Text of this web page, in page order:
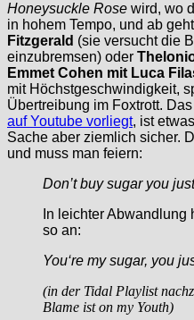
Honeysuckle Rose wird, wo
in hohem Tempo, und ab
Fitzgerald (sie versucht die
einzubremsen) oder
Emmet Cohen mit Luca
mit Höchstgeschwindigkeit,
Übertreibung im Foxtrott.
auf Youtube vorliegt, ist
Sache aber ziemlich sicher.
und muss man feiern:
Don’t buy sugar you
In leichter
so an:
You‘re my sugar, you
(in der Tidal Playlist
Blame ist on my Youth)